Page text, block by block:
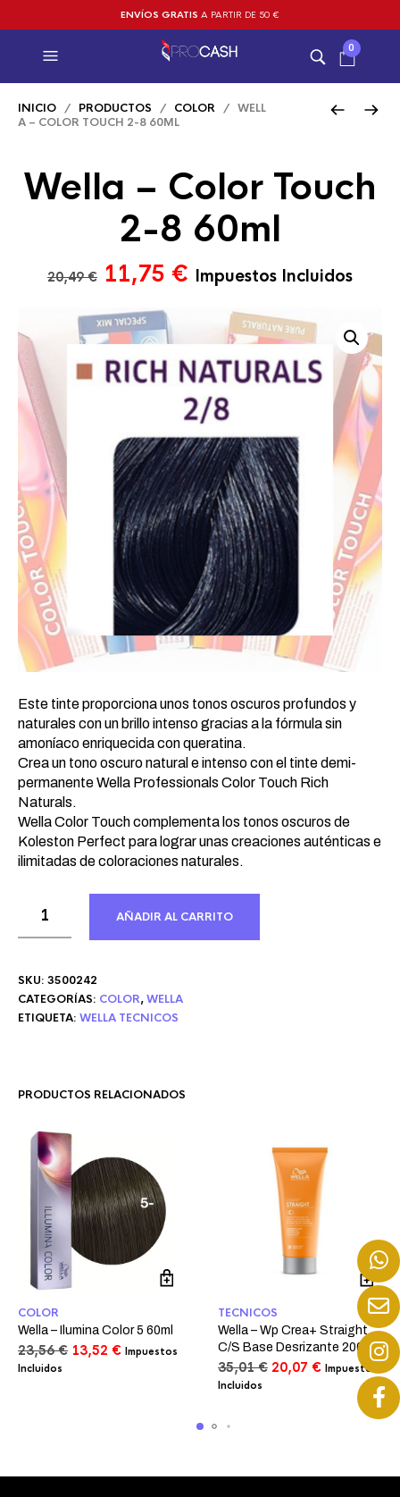
ENVÍOS GRATIS A PARTIR DE 50 €
0
INICIO / PRODUCTOS / COLOR / WELL
A – COLOR TOUCH 2-8 60ML
Wella – Color Touch
2-8 60ml
20,49€ El
original
era:
20,49 €.
11,75 € El
precio
actual
es:
11,75 €.
Impuestos Incluidos
Este tinte proporciona unos tonos oscuros profundos y
naturales con un brillo intenso gracias a la fórmula sin
amoníaco enriquecida con queratina.
Crea un tono oscuro natural e intenso con el tinte demi-
permanente Wella Professionals Color Touch Rich
Naturals.
Wella Color Touch complementa los tonos oscuros de
Koleston Perfect para lograr unas creaciones auténticas e
ilimitadas de coloraciones naturales.
AÑADIR AL CARRITO
SKU: 3500242
CATEGORÍAS: COLOR,WELLA
ETIQUETA: WELLA TECNICOS
PRODUCTOS RELACIONADOS
COLOR
Wella – Ilumina Color 5 60ml
23,56€ El
13,52 €ElImpuestos
Incluidos
TECNICOS
Wella – Wp Crea+ Straight
C/S Base Desrizante 200ml
35,01€ El
20,07 €El
precio
actual
Impuestos
Incluidos